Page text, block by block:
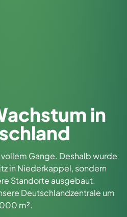
in
Gange. Deshalb wurde
in Niederkappel, sondern
Standorte ausgebaut.
Deutschlandzentrale um
m².